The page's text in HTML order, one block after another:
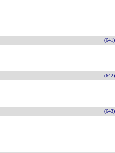
(641)
(642)
(643)